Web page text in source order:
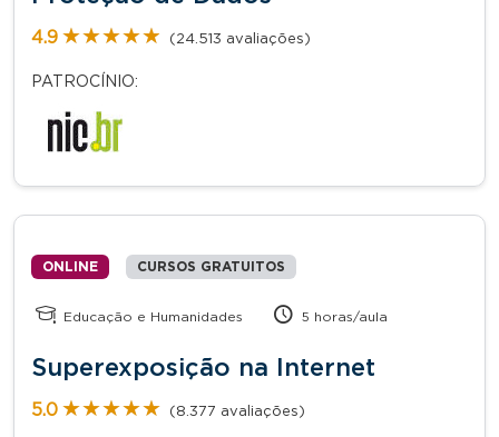
4.9 ★★★★★
★★★★★ (24.513 avaliações)
PATROCÍNIO:
ONLINE CURSOS GRATUITOS
Educação e Humanidades 5 horas/aula
Superexposição na Internet
5.0 ★★★★★
★★★★★ (8.377 avaliações)